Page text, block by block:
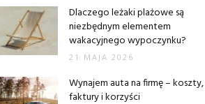
Dlaczego leżaki plażowe są
niezbędnym elementem
wakacyjnego wypoczynku?
21 MAJA 2026
Wynajem auta na firmę – koszty,
faktury i korzyści